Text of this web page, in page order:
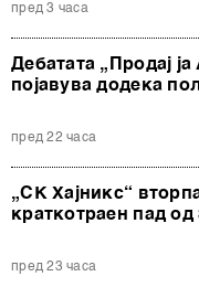
пред 3 часа
Дебатата „Продај
појавува додека
пред 22 часа
„СК Хајникс“
краткотраен пад од
пред 23 часа